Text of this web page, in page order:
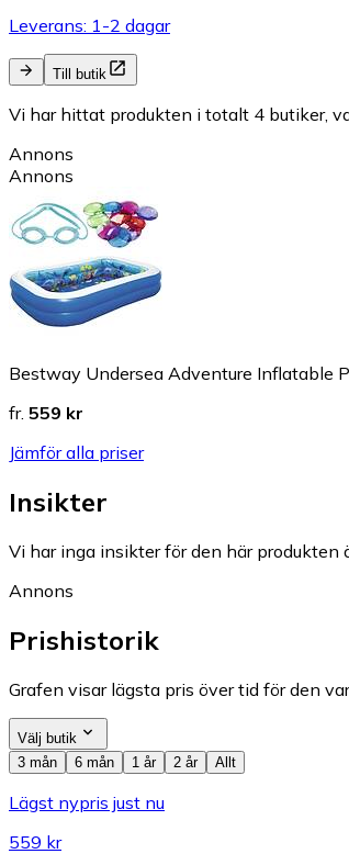
Leverans: 1-2 dagar
Till butik
Vi har hittat produkten i totalt 4 butiker,
Annons
Annons
Bestway Undersea Adventure Inflatable
fr. 559 kr
Jämför alla priser
Insikter
Vi har inga insikter för den här produkten
Annons
Prishistorik
Grafen visar lägsta pris över tid för den
Välj butik
3 mån
6 mån 1 år 2 år Allt
Lägst nypris just nu
559 kr